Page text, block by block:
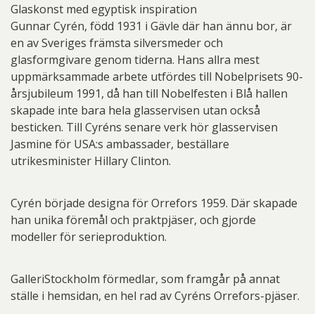
Glaskonst med egyptisk inspiration
Gunnar Cyrén, född 1931 i Gävle där han ännu bor, är
en av Sveriges främsta silversmeder och
glasformgivare genom tiderna. Hans allra mest
uppmärksammade arbete utfördes till Nobelprisets 90-
årsjubileum 1991, då han till Nobelfesten i Blå hallen
skapade inte bara hela glasservisen utan också
besticken. Till Cyréns senare verk hör glasservisen
Jasmine för USA:s ambassader, beställare
utrikesminister Hillary Clinton.
Cyrén började designa för Orrefors 1959. Där skapade
han unika föremål och praktpjäser, och gjorde
modeller för serieproduktion.
GalleriStockholm förmedlar, som framgår på annat
ställe i hemsidan, en hel rad av Cyréns Orrefors-pjäser.